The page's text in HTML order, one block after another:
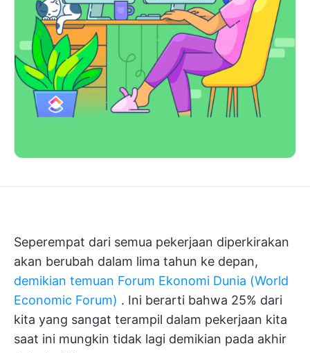
Seperempat dari semua pekerjaan diperkirakan
akan berubah dalam lima tahun ke depan,
demikian temuan Forum Ekonomi Dunia (World
Economic Forum) . Ini berarti bahwa 25% dari
kita yang sangat terampil dalam pekerjaan kita
saat ini mungkin tidak lagi demikian pada akhir